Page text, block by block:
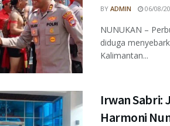
BY ADMIN 06/08/
NUNUKAN –
diduga
Kalimantan...
Irwan Sabri:
Harmoni